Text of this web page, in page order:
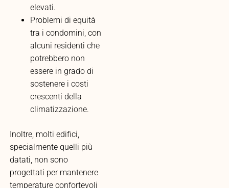
elevati.
Problemi di equità
tra i condomini, con
alcuni residenti che
potrebbero non
essere in grado di
sostenere i costi
crescenti della
climatizzazione.
Inoltre, molti edifici,
specialmente quelli più
datati, non sono
progettati per mantenere
temperature confortevoli